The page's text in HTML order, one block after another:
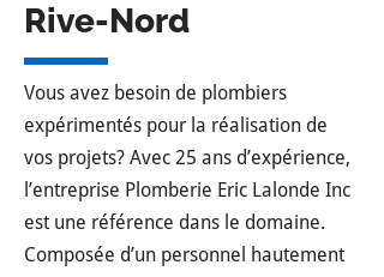
Rive-Nord
Vous avez besoin de plombiers
expérimentés pour la réalisation de
vos projets? Avec 25 ans d’expérience,
l’entreprise Plomberie Eric Lalonde Inc
est une référence dans le domaine.
Composée d’un personnel hautement